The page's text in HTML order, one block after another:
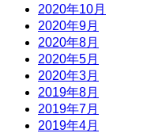
2020年10月
2020年9月
2020年8月
2020年5月
2020年3月
2019年8月
2019年7月
2019年4月